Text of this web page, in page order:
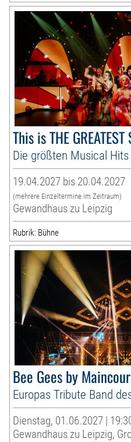
This is THE GREATEST
Die größten Musical
19.04.2027 bis 20.04.2027
(mehrere Einzeltermine im Zeitraum)
Gewandhaus zu Leipzig
Rubrik: Bühne
Bee Gees by
Europas Tribute Band
Dienstag, 01.06.2027 |
Gewandhaus zu Leipzig,